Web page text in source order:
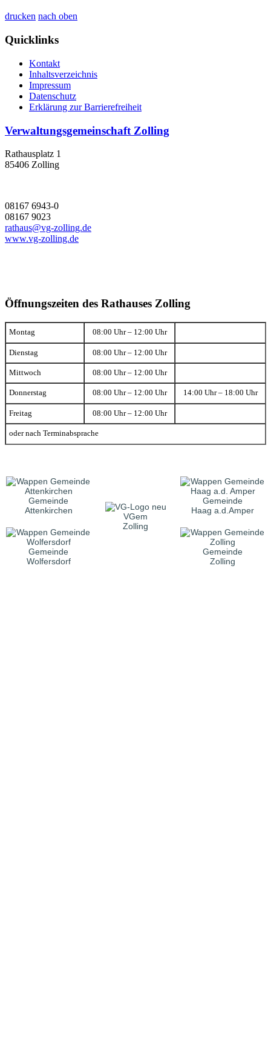
drucken nach oben
Quicklinks
Kontakt
Inhaltsverzeichnis
Impressum
Datenschutz
Erklärung zur Barrierefreiheit
Verwaltungsgemeinschaft Zolling
Rathausplatz 1
85406 Zolling
08167 6943-0
08167 9023
rathaus@vg-zolling.de
www.vg-zolling.de
Öffnungszeiten des Rathauses Zolling
Montag 08:00 Uhr – 12:00 Uhr
Dienstag 08:00 Uhr – 12:00 Uhr
Mittwoch 08:00 Uhr – 12:00 Uhr
Donnerstag 08:00 Uhr – 12:00 Uhr 14:00 Uhr – 18:00 Uhr
Freitag 08:00 Uhr – 12:00 Uhr
oder nach Terminabsprache
Gemeinde
Attenkirchen
VGem
Zolling
Gemeinde
Haag a.d.Amper
Gemeinde
Wolfersdorf
Gemeinde
Zolling